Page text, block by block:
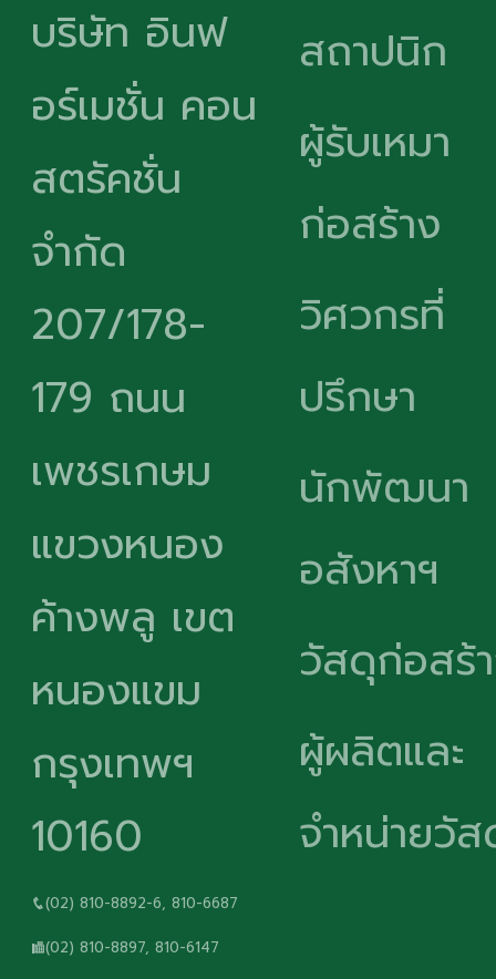
บริษัท อินฟ
อร์เมชั่น คอน
สตรัคชั่น
จำกัด
207/178-
179 ถนน
เพชรเกษม
แขวงหนอง
ค้างพลู เขต
หนองแขม
กรุงเทพฯ
10160
(02) 810-8892-6, 810-6687
(02) 810-8897, 810-6147
สถาปนิก
ผู้รับเหมา
ก่อสร้าง
วิศวกรที่
ปรึกษา
นักพัฒนา
อสังหาฯ
วัสดุก่อสร้
ผู้ผลิตและ
จำหน่ายวั